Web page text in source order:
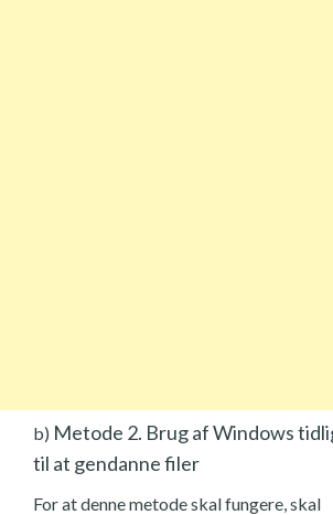
b) Metode 2. Brug af Windows
til at gendanne filer
For at denne metode skal fungere, skal